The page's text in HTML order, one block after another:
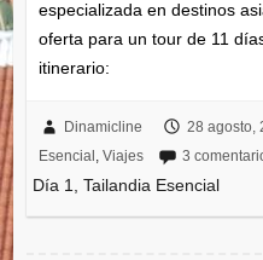
especializada en destinos
oferta para un tour de 11
itinerario:
Dinamicline 28 agosto,
Esencial Viajes 3
Día 1, Tailandia Esencial